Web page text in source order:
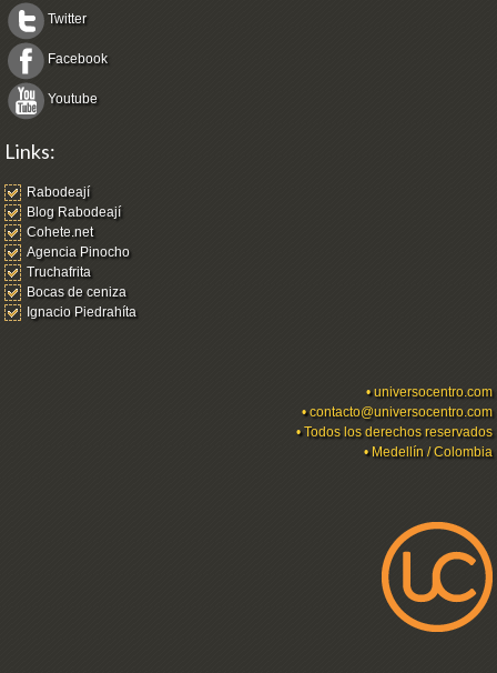
Twitter
Facebook
Youtube
Links:
Rabodeají
Blog Rabodeají
Cohete.net
Agencia Pinocho
Truchafrita
Bocas de ceniza
Ignacio Piedrahíta
•universocentro.com
•contacto@universocentro.com
• Todos los derechos reservados
• Medellín / Colombia